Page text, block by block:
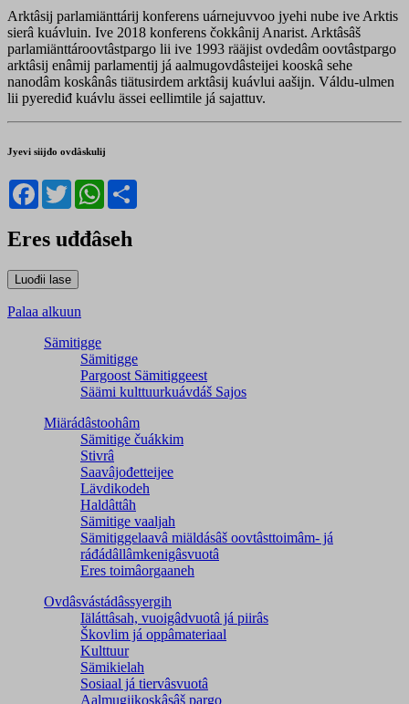
Arktâsij parlamiänttárij konferens uárnejuvvoo jyehi nube ive Arktis
sierâ kuávluin. Ive 2018 konferens čokkânij Anarist. Arktâsâš
parlamiänttároovtâstpargo lii ive 1993 rääjist ovdedâm oovtâstpargo
arktâsij enâmij parlamentij já aalmugovdâsteijei kooskâ sehe
nanodâm koskânâs tiätusirdem arktâsij kuávlui aašijn. Váldu-ulmen
lii pyerediđ kuávlu ässei eellimtile já sajattuv.
Jyevi siijđo ovdâskulij
Facebook
TwitterWhatsApp
Eres uđđâseh
Palaa alkuun
Sämitigge
Sämitigge
Pargoost Sämitiggeest
Säämi kulttuurkuávdáš Sajos
Miärádâstoohâm
Sämitige čuákkim
Stivrâ
Saavâjođetteijee
Lävdikodeh
Haldâttâh
Sämitige vaaljah
Sämitiggelaavâ miäldásâš oovtâsttoimâm- já
ráđádâllâmkenigâsvuotâ
Eres toimâorgaaneh
Ovdâsvástádâssyergih
Iäláttâsah, vuoigâdvuotâ já piirâs
Škovlim já oppâmateriaal
Kulttuur
Sämikielah
Sosiaal já tiervâsvuotâ
Aalmugijkoskâsâš pargo